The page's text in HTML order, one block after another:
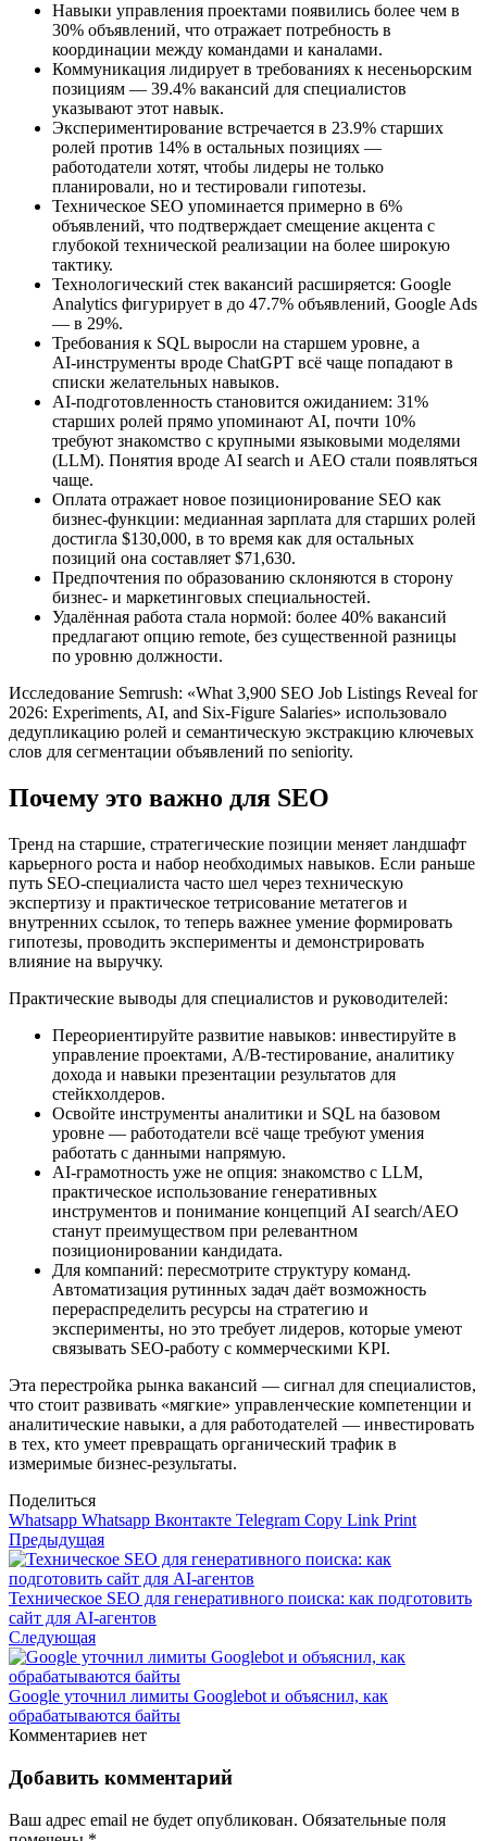
Навыки управления проектами появились более чем в
30% объявлений, что отражает потребность в
координации между командами и каналами.
Коммуникация лидирует в требованиях к несеньорским
позициям — 39.4% вакансий для специалистов
указывают этот навык.
Экспериментирование встречается в 23.9% старших
ролей против 14% в остальных позициях —
работодатели хотят, чтобы лидеры не только
планировали, но и тестировали гипотезы.
Техническое SEO упоминается примерно в 6%
объявлений, что подтверждает смещение акцента с
глубокой технической реализации на более широкую
тактику.
Технологический стек вакансий расширяется: Google
Analytics фигурирует в до 47.7% объявлений, Google Ads
— в 29%.
Требования к SQL выросли на старшем уровне, а
AI‑инструменты вроде ChatGPT всё чаще попадают в
списки желательных навыков.
AI‑подготовленность становится ожиданием: 31%
старших ролей прямо упоминают AI, почти 10%
требуют знакомство с крупными языковыми моделями
(LLM). Понятия вроде AI search и AEO стали появляться
чаще.
Оплата отражает новое позиционирование SEO как
бизнес‑функции: медианная зарплата для старших ролей
достигла $130,000, в то время как для остальных
позиций она составляет $71,630.
Предпочтения по образованию склоняются в сторону
бизнес‑ и маркетинговых специальностей.
Удалённая работа стала нормой: более 40% вакансий
предлагают опцию remote, без существенной разницы
по уровню должности.
Исследование Semrush: «What 3,900 SEO Job Listings Reveal for
2026: Experiments, AI, and Six‑Figure Salaries» использовало
дедупликацию ролей и семантическую экстракцию ключевых
слов для сегментации объявлений по seniority.
Почему это важно для SEO
Тренд на старшие, стратегические позиции меняет ландшафт
карьерного роста и набор необходимых навыков. Если раньше
путь SEO‑специалиста часто шел через техническую
экспертизу и практическое тетрисование метатегов и
внутренних ссылок, то теперь важнее умение формировать
гипотезы, проводить эксперименты и демонстрировать
влияние на выручку.
Практические выводы для специалистов и руководителей:
Переориентируйте развитие навыков: инвестируйте в
управление проектами, A/B‑тестирование, аналитику
дохода и навыки презентации результатов для
стейкхолдеров.
Освойте инструменты аналитики и SQL на базовом
уровне — работодатели всё чаще требуют умения
работать с данными напрямую.
AI‑грамотность уже не опция: знакомство с LLM,
практическое использование генеративных
инструментов и понимание концепций AI search/AEO
станут преимуществом при релевантном
позиционировании кандидата.
Для компаний: пересмотрите структуру команд.
Автоматизация рутинных задач даёт возможность
перераспределить ресурсы на стратегию и
эксперименты, но это требует лидеров, которые умеют
связывать SEO‑работу с коммерческими KPI.
Эта перестройка рынка вакансий — сигнал для специалистов,
что стоит развивать «мягкие» управленческие компетенции и
аналитические навыки, а для работодателей — инвестировать
в тех, кто умеет превращать органический трафик в
измеримые бизнес‑результаты.
Поделиться
Whatsapp Whatsapp Вконтакте Telegram Copy Link Print
Предыдущая
Техническое SEO для генеративного поиска: как подготовить
сайт для AI-агентов
Следующая
Google уточнил лимиты Googlebot и объяснил, как
обрабатываются байты
Комментариев нет
Добавить комментарий
Ваш адрес email не будет опубликован. Обязательные поля